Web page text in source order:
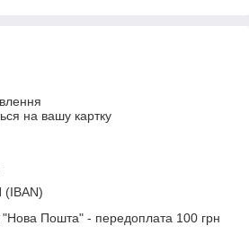
на вашу картку
"Нова Пошта" - передоплата 100 грн